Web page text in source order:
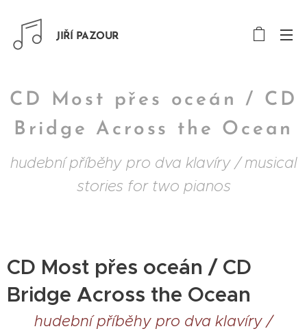
JIŘÍ PAZOUR
CD Most přes oceán / CD
Bridge Across the Ocean
hudební příběhy pro dva klavíry / musical
stories for two pianos
CD Most přes oceán / CD
Bridge Across the Ocean
hudební příběhy pro dva klavíry /